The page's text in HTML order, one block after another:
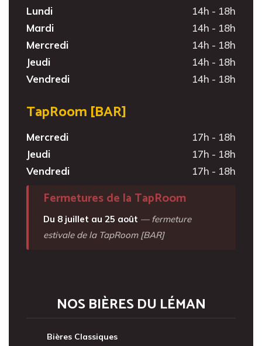
Lundi
14h - 18h
Mardi
14h - 18h
Mercredi
14h - 18h
Jeudi
14h - 18h
Vendredi
14h - 18h
TapRoom [BAR]
Mercredi
17h - 18h
Jeudi
17h - 18h
Vendredi
17h - 18h
Fermetures de la TapRoom
Du 8 juillet au 25 août — fermeture
estivale de la TapRoom [BAR]
NOS BIÈRES DU LÉMAN
Bières Classiques